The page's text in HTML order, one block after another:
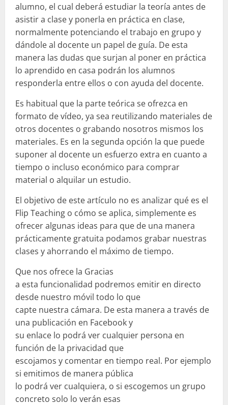
alumno, el cual deberá estudiar la teoría antes de
asistir a clase y ponerla en práctica en clase,
normalmente potenciando el trabajo en grupo y
dándole al docente un papel de guía. De esta
manera las dudas que surjan al poner en práctica
lo aprendido en casa podrán los alumnos
responderla entre ellos o con ayuda del docente.
Es habitual que la parte teórica se ofrezca en
formato de vídeo, ya sea reutilizando materiales de
otros docentes o grabando nosotros mismos los
materiales. Es en la segunda opción la que puede
suponer al docente un esfuerzo extra en cuanto a
tiempo o incluso económico para comprar
material o alquilar un estudio.
El objetivo de este artículo no es analizar qué es el
Flip Teaching o cómo se aplica, simplemente es
ofrecer algunas ideas para que de una manera
prácticamente gratuita podamos grabar nuestras
clases y ahorrando el máximo de tiempo.
Que nos ofrece la Gracias
a esta funcionalidad podremos emitir en directo
desde nuestro móvil todo lo que
capte nuestra cámara. De esta manera a través de
una publicación en Facebook y
su enlace lo podrá ver cualquier persona en
función de la privacidad que
escojamos y comentar en tiempo real. Por ejemplo
si emitimos de manera pública
lo podrá ver cualquiera, o si escogemos un grupo
concreto solo lo verán esas